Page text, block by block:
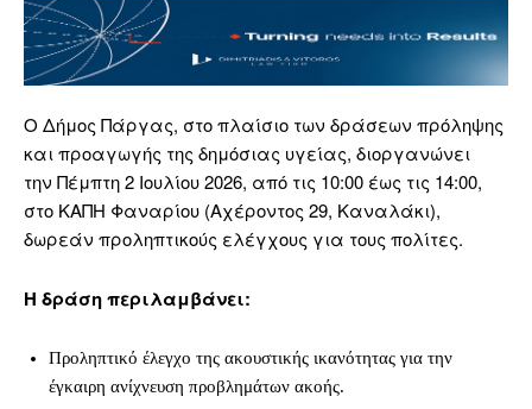
Ο Δήμος Πάργας, στο πλαίσιο των δράσεων πρόληψης
και προαγωγής της δημόσιας υγείας, διοργανώνει
την Πέμπτη 2 Ιουλίου 2026, από τις 10:00 έως τις 14:00,
στο ΚΑΠΗ Φαναρίου (Αχέροντος 29, Καναλάκι),
δωρεάν προληπτικούς ελέγχους για τους πολίτες.
Η δράση περιλαμβάνει:
Προληπτικό έλεγχο της ακουστικής ικανότητας για την
έγκαιρη ανίχνευση προβλημάτων ακοής.